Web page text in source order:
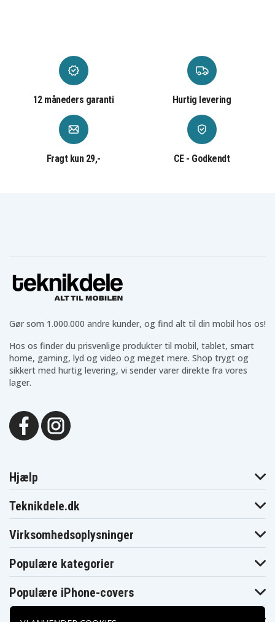
12 måneders garanti Hurtig levering
Fragt kun 29,- CE - Godkendt
Gør som 1.000.000 andre kunder, og find alt til din mobil hos os!
Hos os finder du prisvenlige produkter til mobil, tablet, smart
home, gaming, lyd og video og meget mere. Shop trygt og
sikkert med hurtig levering, vi sender varer direkte fra vores
lager.
Hjælp
Teknikdele.dk
Virksomhedsoplysninger
Populære kategorier
Populære iPhone-covers